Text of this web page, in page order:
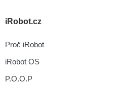
iRobot.cz
Proč iRobot
iRobot OS
P.O.O.P